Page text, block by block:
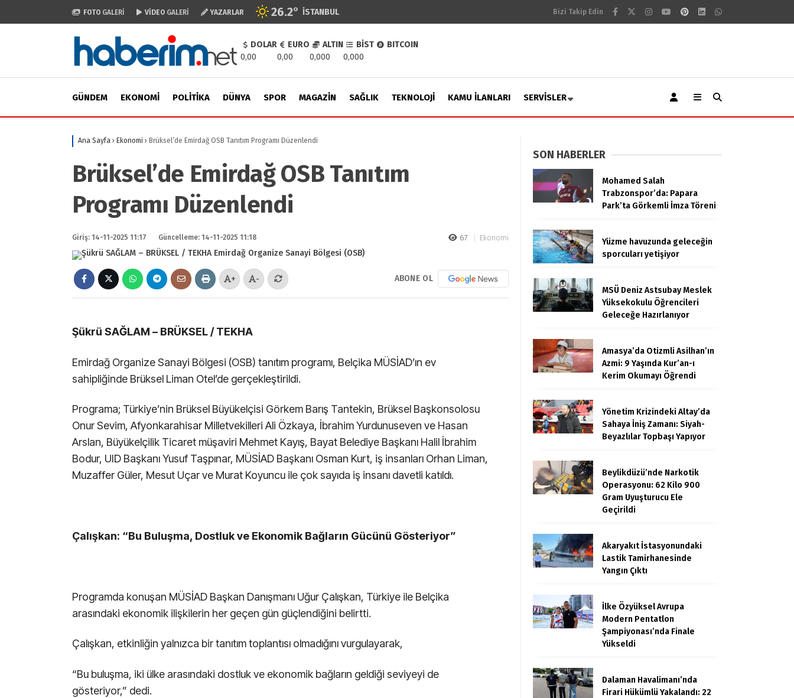
FOTO GALERİ VİDEO GALERİ YAZARLAR 26.2° İSTANBUL Bizi Takip Edin
DOLAR
0,00
EURO
0,00
ALTIN
0,000
BİST
0,000
BITCOIN
GÜNDEM EKONOMI POLITIKA DÜNYA SPOR MAGAZIN SAĞLIK TEKNOLOJI KAMU İLANLARI SERVISLER
Ana Sayfa › Ekonomi › Brüksel’de Emirdağ OSB Tanıtım Programı Düzenlendi
Brüksel’de Emirdağ OSB Tanıtım
Programı Düzenlendi
Giriş: 14-11-2025 11:17 Güncelleme: 14-11-2025 11:18 67 Ekonomi
+ - ABONE OL
Şükrü SAĞLAM – BRÜKSEL / TEKHA
Emirdağ Organize Sanayi Bölgesi (OSB) tanıtım programı, Belçika MÜSİAD’ın ev
sahipliğinde Brüksel Liman Otel’de gerçekleştirildi.
Programa; Türkiye’nin Brüksel Büyükelçisi Görkem Barış Tantekin, Brüksel Başkonsolosu
Onur Sevim, Afyonkarahisar Milletvekilleri Ali Özkaya, İbrahim Yurdunuseven ve Hasan
Arslan, Büyükelçilik Ticaret müşaviri Mehmet Kayış, Bayat Belediye Başkanı Halil İbrahim
Bodur, UID Başkanı Yusuf Taşpınar, MÜSİAD Başkanı Osman Kurt, iş insanları Orhan Liman,
Muzaffer Güler, Mesut Uçar ve Murat Koyuncu ile çok sayıda iş insanı davetli katıldı.
Çalışkan: “Bu Buluşma, Dostluk ve Ekonomik Bağların Gücünü Gösteriyor”
Programda konuşan MÜSİAD Başkan Danışmanı Uğur Çalışkan, Türkiye ile Belçika
arasındaki ekonomik ilişkilerin her geçen gün güçlendiğini belirtti.
Çalışkan, etkinliğin yalnızca bir tanıtım toplantısı olmadığını vurgulayarak,
“Bu buluşma, iki ülke arasındaki dostluk ve ekonomik bağların geldiği seviyeyi de
gösteriyor,” dedi.
SON HABERLER
Mohamed Salah
Trabzonspor’da: Papara
Park’ta Görkemli İmza Töreni
Yüzme havuzunda geleceğin
sporcuları yetişiyor
MSÜ Deniz Astsubay Meslek
Yüksekokulu Öğrencileri
Geleceğe Hazırlanıyor
Amasya’da Otizmli Asilhan’ın
Azmi: 9 Yaşında Kur’an-ı
Kerim Okumayı Öğrendi
Yönetim Krizindeki Altay’da
Sahaya İniş Zamanı: Siyah-
Beyazlılar Topbaşı Yapıyor
Beylikdüzü’nde Narkotik
Operasyonu: 62 Kilo 900
Gram Uyuşturucu Ele
Geçirildi
Akaryakıt İstasyonundaki
Lastik Tamirhanesinde
Yangın Çıktı
İlke Özyüksel Avrupa
Modern Pentatlon
Şampiyonası’nda Finale
Yükseldi
Dalaman Havalimanı’nda
Firari Hükümlü Yakalandı: 22